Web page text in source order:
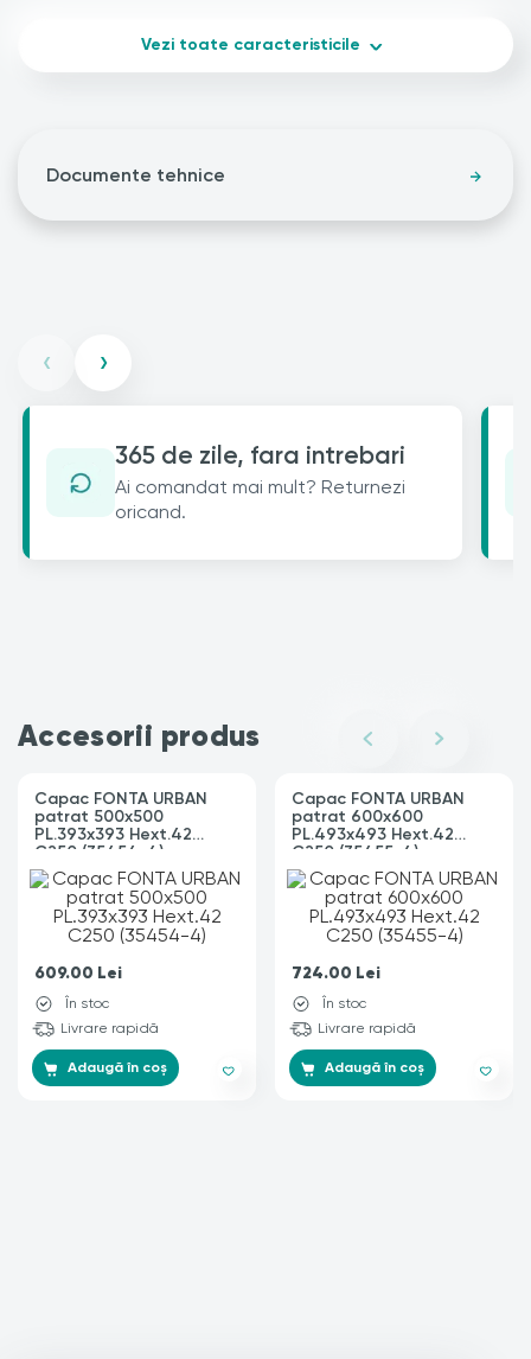
Vezi toate caracteristicile
Documente tehnice
‹ ›
365 de zile, fara intrebari
Ai comandat mai mult? Returnezi
oricand.
Accesorii produs
Capac FONTA URBAN
patrat 500x500
PL.393x393 Hext.42
C250 (35454-4)
609.00 Lei
În stoc
Livrare rapidă
Adaugă în coș
Capac FONTA URBAN
patrat 600x600
PL.493x493 Hext.42
C250 (35455-4)
724.00 Lei
În stoc
Livrare rapidă
Adaugă în coș